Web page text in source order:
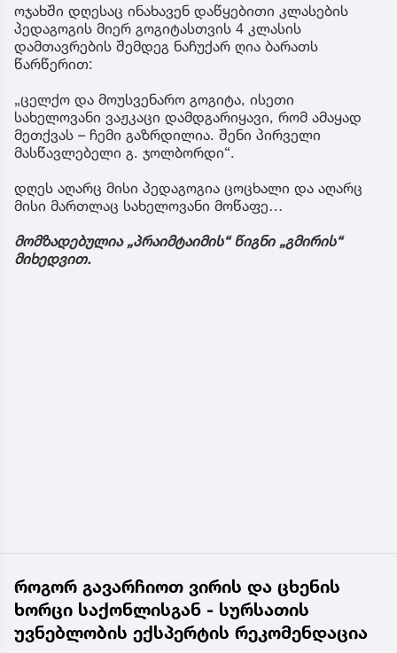
ოჯახში დღესაც ინახავენ დაწყებითი კლასების
პედაგოგის მიერ გოგიტასთვის 4 კლასის
დამთავრების შემდეგ ნაჩუქარ ღია ბარათს
წარწერით:
„ცელქო და მოუსვენარო გოგიტა, ისეთი
სახელოვანი ვაჟკაცი დამდგარიყავი, რომ ამაყად
მეთქვას – ჩემი გაზრდილია. შენი პირველი
მასწავლებელი გ. ჯოლბორდი“.
დღეს აღარც მისი პედაგოგია ცოცხალი და აღარც
მისი მართლაც სახელოვანი მოწაფე…
მომზადებულია „პრაიმტაიმის“ წიგნი „გმირის“
მიხედვით.
როგორ გავარჩიოთ ვირის და ცხენის
ხორცი საქონლისგან - სურსათის
უვნებლობის ექსპერტის რეკომენდაცია